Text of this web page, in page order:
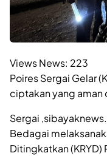
Views News: 223
Poires Sergai Gelar
ciptakan yang aman
Sergai
Bedagai
Ditingkatkan (KRYD)